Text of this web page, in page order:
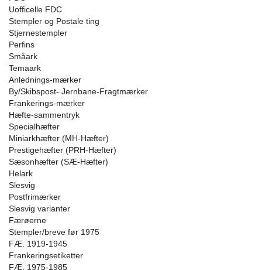
Uofficelle FDC
Stempler og Postale ting
Stjernestempler
Perfins
Småark
Temaark
Anlednings-mærker
By/Skibspost- Jernbane-Fragtmærker
Frankerings-mærker
Hæfte-sammentryk
Specialhæfter
Miniarkhæfter (MH-Hæfter)
Prestigehæfter (PRH-Hæfter)
Sæsonhæfter (SÆ-Hæfter)
Helark
Slesvig
Postfrimærker
Slesvig varianter
Færøerne
Stempler/breve før 1975
FÆ. 1919-1945
Frankeringsetiketter
FÆ. 1975-1985